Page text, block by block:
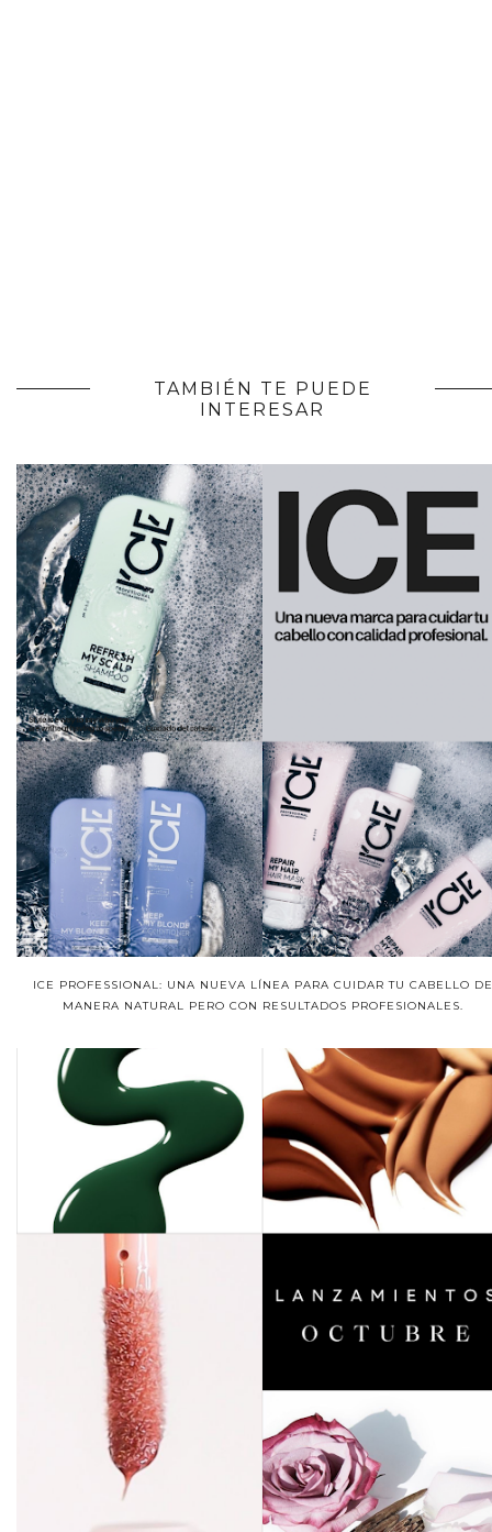
TAMBIÉN TE PUEDE
INTERESAR
ICE PROFESSIONAL: UNA NUEVA LÍNEA PARA CUIDAR TU CABELLO DE
MANERA NATURAL PERO CON RESULTADOS PROFESIONALES.